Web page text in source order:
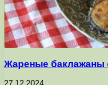
Жареные баклажаны
27.12.2024